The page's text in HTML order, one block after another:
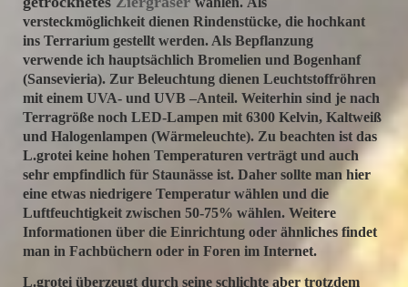
versteckmöglichkeit dienen Rindenstücke, die hochkant
ins Terrarium gestellt werden. Als Bepflanzung
verwende ich hauptsächlich Bromelien und Bogenhanf
(Sansevieria). Zur Beleuchtung dienen Leuchtstoffröhren
mit einem UVA- und UVB –Anteil. Weiterhin sind je nach
Terragröße noch LED-Lampen mit 6300 Kelvin, Kaltweiß
und Halogenlampen (Wärmeleuchte). Zu beachten ist das
L.grotei keine hohen Temperaturen verträgt und auch
sehr empfindlich für Staunässe ist. Daher sollte man hier
eine etwas niedrigere Temperatur wählen und die
Luftfeuchtigkeit zwischen 50-75% wählen. Weitere
Informationen über die Einrichtung oder ähnliches findet
man in Fachbüchern oder in Foren im Internet.
L.grotei überzeugt durch seine schlichte aber trotzdem